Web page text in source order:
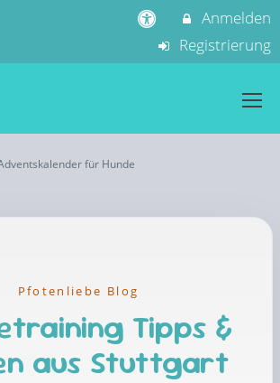
Anmelden
Registrierung
für Hunde
Pfotenliebe Blog
Tipps &
aus Stuttgart